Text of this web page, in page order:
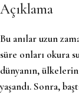
Açıklama
Bu anılar uzun
süre onları okura
dünyanın,
yaşandı. Sonra,